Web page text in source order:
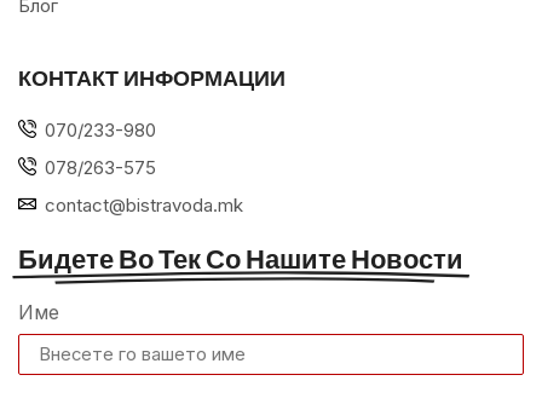
Блог
КОНТАКТ ИНФОРМАЦИИ
070/233-980
078/263-575
contact@bistravoda.mk
Бидете Во Тек Со Нашите Новости
Име